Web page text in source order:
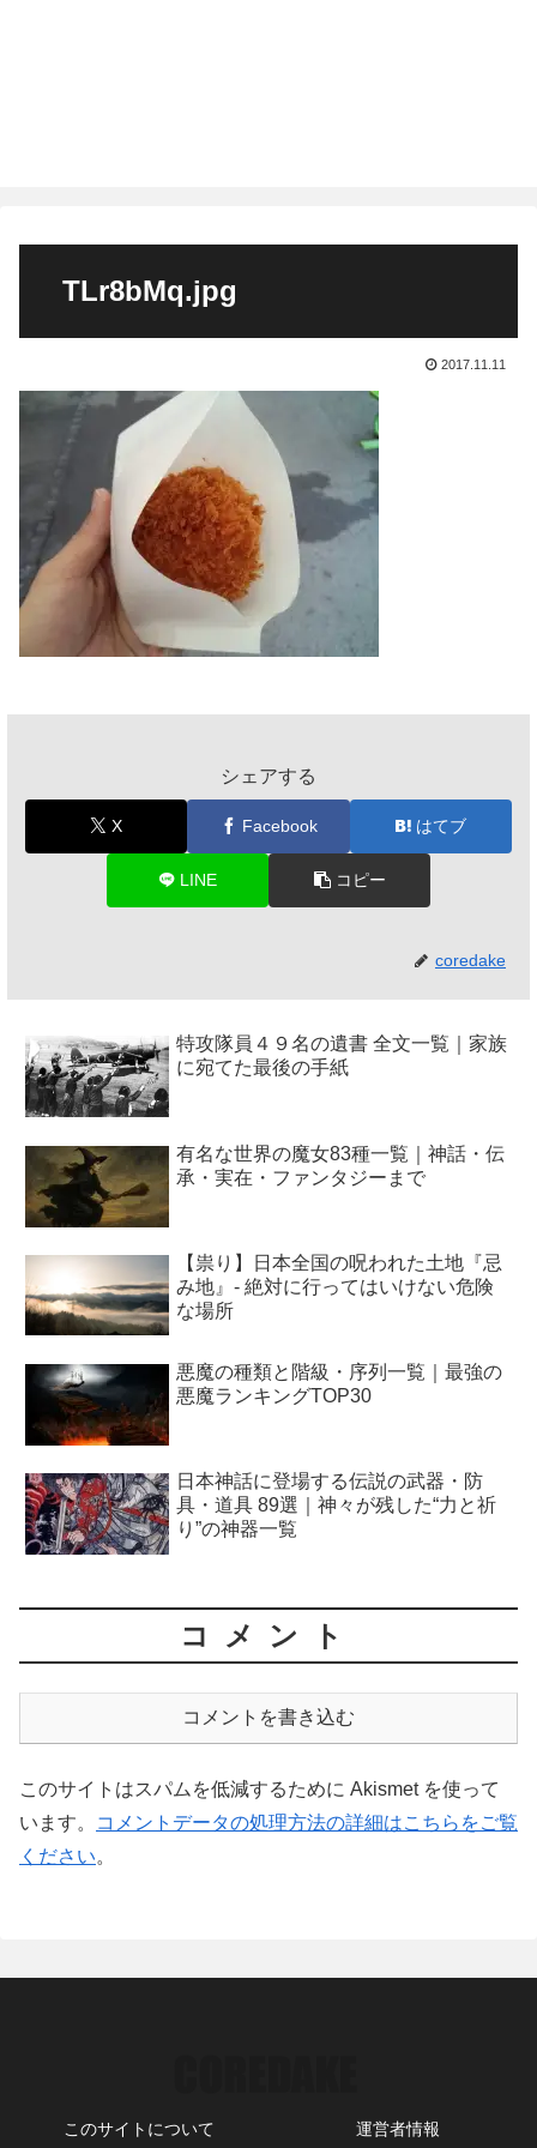
TLr8bMq.jpg
2017.11.11
シェアする
X Facebook はてブ
LINE コピー
coredake
特攻隊員４９名の遺書 全文一覧｜家族
に宛てた最後の手紙
有名な世界の魔女83種一覧｜神話・伝
承・実在・ファンタジーまで
【祟り】日本全国の呪われた土地『忌
み地』- 絶対に行ってはいけない危険
な場所
悪魔の種類と階級・序列一覧｜最強の
悪魔ランキングTOP30
日本神話に登場する伝説の武器・防
具・道具 89選｜神々が残した“力と祈
り”の神器一覧
コメント
コメントを書き込む
このサイトはスパムを低減するために Akismet を使って
います。
コメントデータの処理方法の詳細はこちらをご覧
ください。
このサイトについて 運営者情報